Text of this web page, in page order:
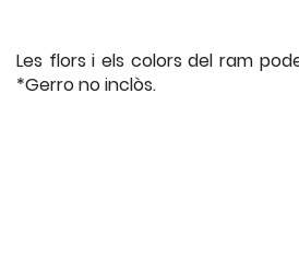
Les flors i els colors del ram
*Gerro no inclòs.